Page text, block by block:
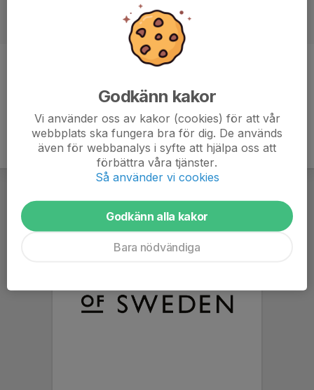
Godkänn kakor
Vi använder oss av kakor (cookies) för att vår
webbplats ska fungera bra för dig. De används
även för webbanalys i syfte att hjälpa oss att
förbättra våra tjänster.
Så använder vi cookies
Godkänn alla kakor
Bara nödvändiga